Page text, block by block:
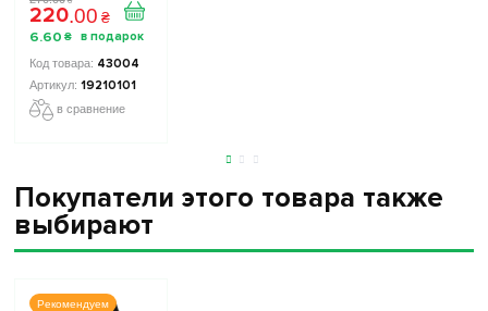
220.00 ₴
6.60 ₴
43004
19210101
в сравнение
Покупатели этого товара также
выбирают
Рекомендуем